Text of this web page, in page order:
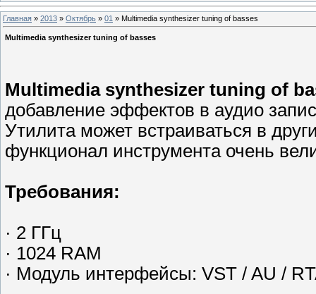
Главная » 2013 » Октябрь » 01 » Multimedia synthesizer tuning of basses
Multimedia synthesizer tuning of basses
Multimedia synthesizer tuning of
добавление эффектов в аудио
Утилита может встраиваться в
функционал инструмента очень
Требования:
· 2 ГГц
· 1024 RAM
· Модуль интерфейсы: VST / AU /